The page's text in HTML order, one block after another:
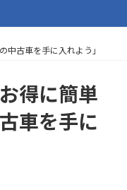
中古車を手に入れよう」
得に簡単
車を手に